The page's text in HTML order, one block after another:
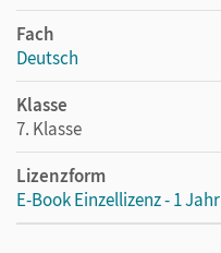
Fach
Deutsch
Klasse
7. Klasse
Lizenzform
E-Book Einzellizenz - 1 Jahr